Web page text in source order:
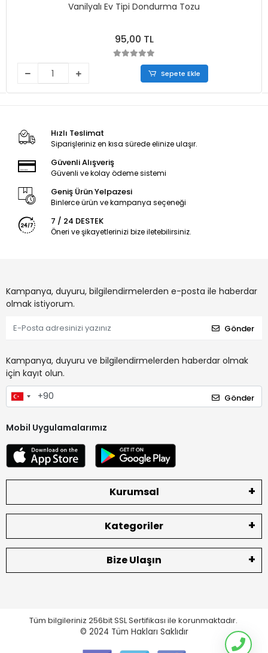
Vanilyalı Ev Tipi Dondurma Tozu
95,00 TL
Sepete Ekle
Hızlı Teslimat
Siparişleriniz en kısa sürede elinize ulaşır.
Güvenli Alışveriş
Güvenli ve kolay ödeme sistemi
Geniş Ürün Yelpazesi
Binlerce ürün ve kampanya seçeneği
7 / 24 DESTEK
Öneri ve şikayetlerinizi bize iletebilirsiniz.
Kampanya, duyuru, bilgilendirmelerden e-posta ile haberdar
olmak istiyorum.
Gönder
Kampanya, duyuru ve bilgilendirmelerden haberdar olmak
için kayıt olun.
Gönder
Mobil Uygulamalarımız
Kurumsal
Kategoriler
Bize Ulaşın
Tüm bilgileriniz 256bit SSL Sertifikası ile korunmaktadır.
© 2024 Tüm Hakları Saklıdır